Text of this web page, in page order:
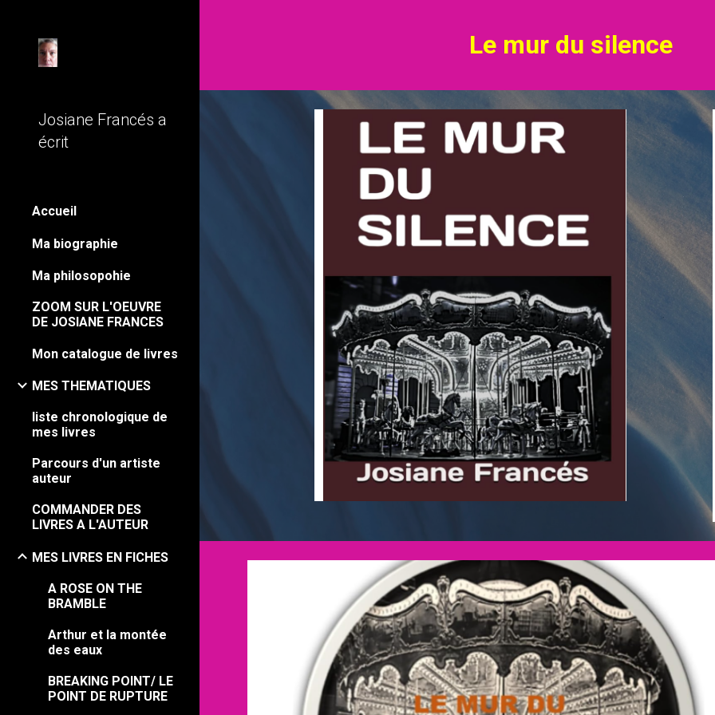
Josiane Francés a
écrit
Accueil
Ma biographie
Ma philosopohie
ZOOM SUR L'OEUVRE
DE JOSIANE FRANCES
Mon catalogue de livres
MES THEMATIQUES
liste chronologique de
mes livres
Parcours d'un artiste
auteur
COMMANDER DES
LIVRES A L'AUTEUR
MES LIVRES EN FICHES
A ROSE ON THE
BRAMBLE
Arthur et la montée
des eaux
BREAKING POINT/ LE
POINT DE RUPTURE
Le mur du silence